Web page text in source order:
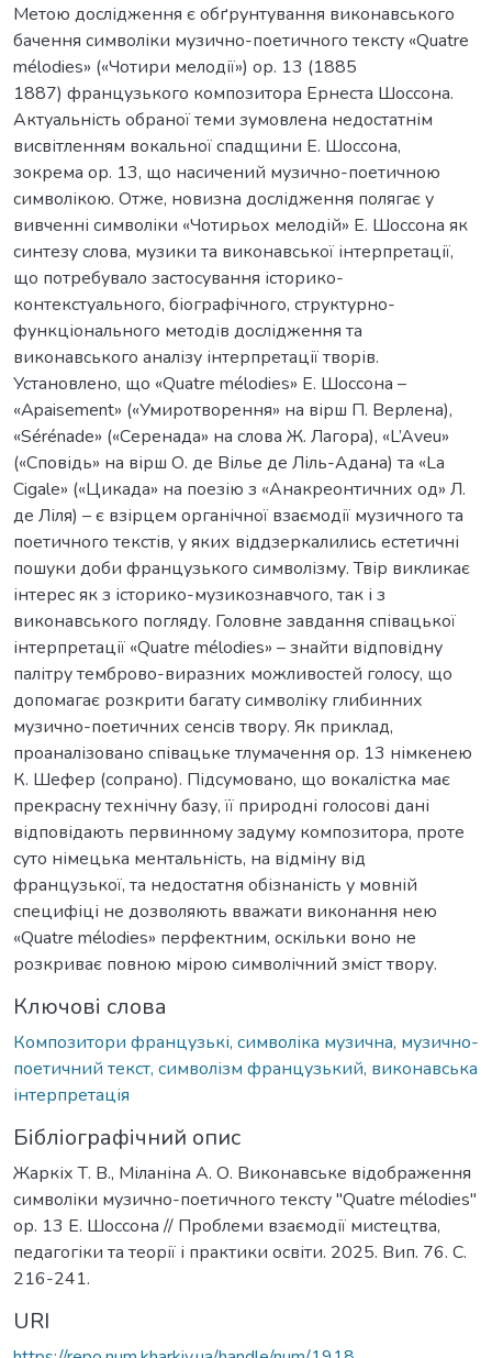
Метою дослідження є обґрунтування виконавського
бачення символіки музично-поетичного тексту «Quatre
mélodies» («Чотири мелодії») ор. 13 (1885
1887) французького композитора Ернеста Шоссона.
Актуальність обраної теми зумовлена недостатнім
висвітленням вокальної спадщини Е. Шоссона,
зокрема ор. 13, що насичений музично-поетичною
символікою. Отже, новизна дослідження полягає у
вивченні символіки «Чотирьох мелодій» Е. Шоссона як
синтезу слова, музики та виконавської інтерпретації,
що потребувало застосування історико-
контекстуального, біографічного, структурно-
функціонального методів дослідження та
виконавського аналізу інтерпретації творів.
Установлено, що «Quatre mélodies» Е. Шоссона –
«Apaisement» («Умиротворення» на вірш П. Верлена),
«Sérénade» («Серенада» на слова Ж. Лагора), «L’Aveu»
(«Сповідь» на вірш О. де Вілье де Ліль-Адана) та «La
Cigale» («Цикада» на поезію з «Анакреонтичних од» Л.
де Ліля) – є взірцем органічної взаємодії музичного та
поетичного текстів, у яких віддзеркалились естетичні
пошуки доби французького символізму. Твір викликає
інтерес як з історико-музикознавчого, так і з
виконавського погляду. Головне завдання співацької
інтерпретації «Quatre mélodies» – знайти відповідну
палітру темброво-виразних можливостей голосу, що
допомагає розкрити багату символіку глибинних
музично-поетичних сенсів твору. Як приклад,
проаналізовано співацьке тлумачення ор. 13 німкенею
К. Шефер (сопрано). Підсумовано, що вокалістка має
прекрасну технічну базу, її природні голосові дані
відповідають первинному задуму композитора, проте
суто німецька ментальність, на відміну від
французької, та недостатня обізнаність у мовній
специфіці не дозволяють вважати виконання нею
«Quatre mélodies» перфектним, оскільки воно не
розкриває повною мірою символічний зміст твору.
Ключові слова
Композитори французькі, символіка музична, музично-
поетичний текст, символізм французький, виконавська
інтерпретація
Бібліографічний опис
Жаркіх Т. В., Міланіна А. О. Виконавське відображення
символіки музично-поетичного тексту "Quatre mélodies"
ор. 13 Е. Шоссона // Проблеми взаємодії мистецтва,
педагогіки та теорії і практики освіти. 2025. Вип. 76. С.
216-241.
URI